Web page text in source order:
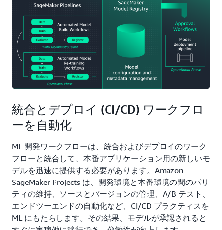
統合とデプロイ (CI/CD) ワークフロ
ーを自動化
ML 開発ワークフローは、統合およびデプロイのワーク
フローと統合して、本番アプリケーション用の新しいモ
デルを迅速に提供する必要があります。Amazon
SageMaker Projects は、開発環境と本番環境の間のパリ
ティの維持、ソースとバージョンの管理、A/B テスト、
エンドツーエンドの自動化など、CI/CD プラクティスを
ML にもたらします。その結果、モデルが承認されると